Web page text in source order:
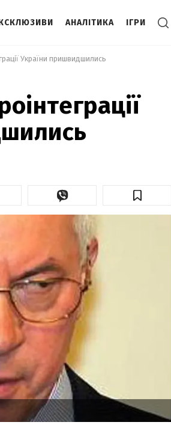
АНАЛІТИКА ІГРИ
України пришвидшились